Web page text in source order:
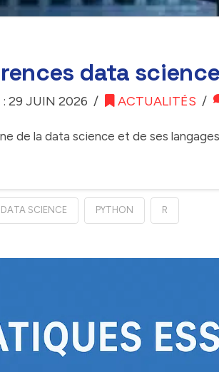
data
: 29 JUIN 2026 ACTUALITÉS
de la data science et de ses
DATA SCIENCE PYTHON R